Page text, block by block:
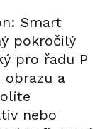
Smart
pokročilý
pro řadu P
a
nebo